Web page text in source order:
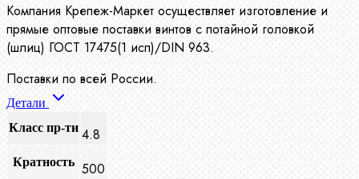
Компания Крепеж-Маркет осуществляет изготовление и
прямые оптовые поставки винтов с потайной головкой
(шлиц) ГОСТ 17475(1 исп)/DIN 963.
Поставки по всей России.
Детали
Класс пр-ти 4.8
Кратность 500